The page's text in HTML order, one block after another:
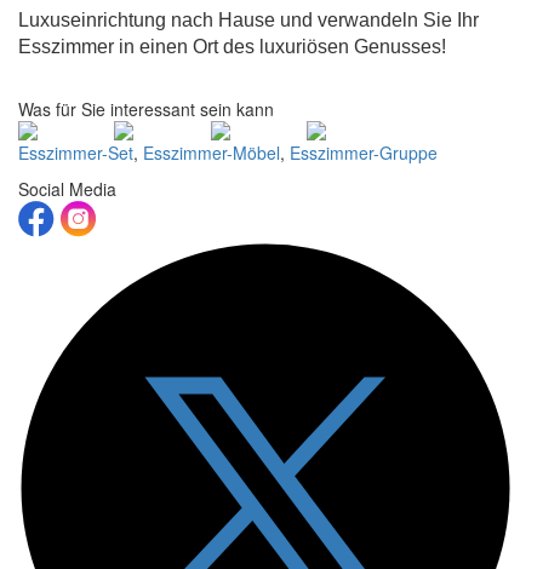
Luxuseinrichtung nach Hause und verwandeln Sie Ihr
Esszimmer in einen Ort des luxuriösen Genusses!
Was für Sie interessant sein kann
Esszimmer-Set, Esszimmer-Möbel, Esszimmer-Gruppe
Social Media